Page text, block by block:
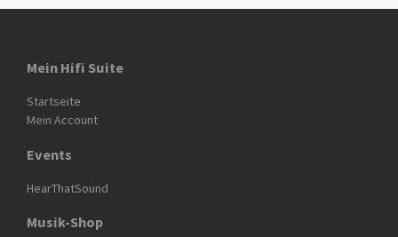
Mein Hifi Suite
Startseite
Mein Account
Events
HearThatSound
Musik-Shop